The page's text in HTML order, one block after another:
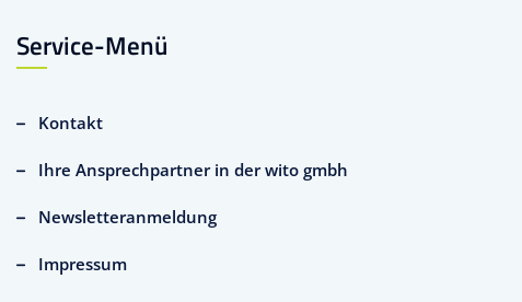
Service-Menü
Kontakt
Ihre Ansprechpartner in der wito gmbh
Newsletteranmeldung
Impressum